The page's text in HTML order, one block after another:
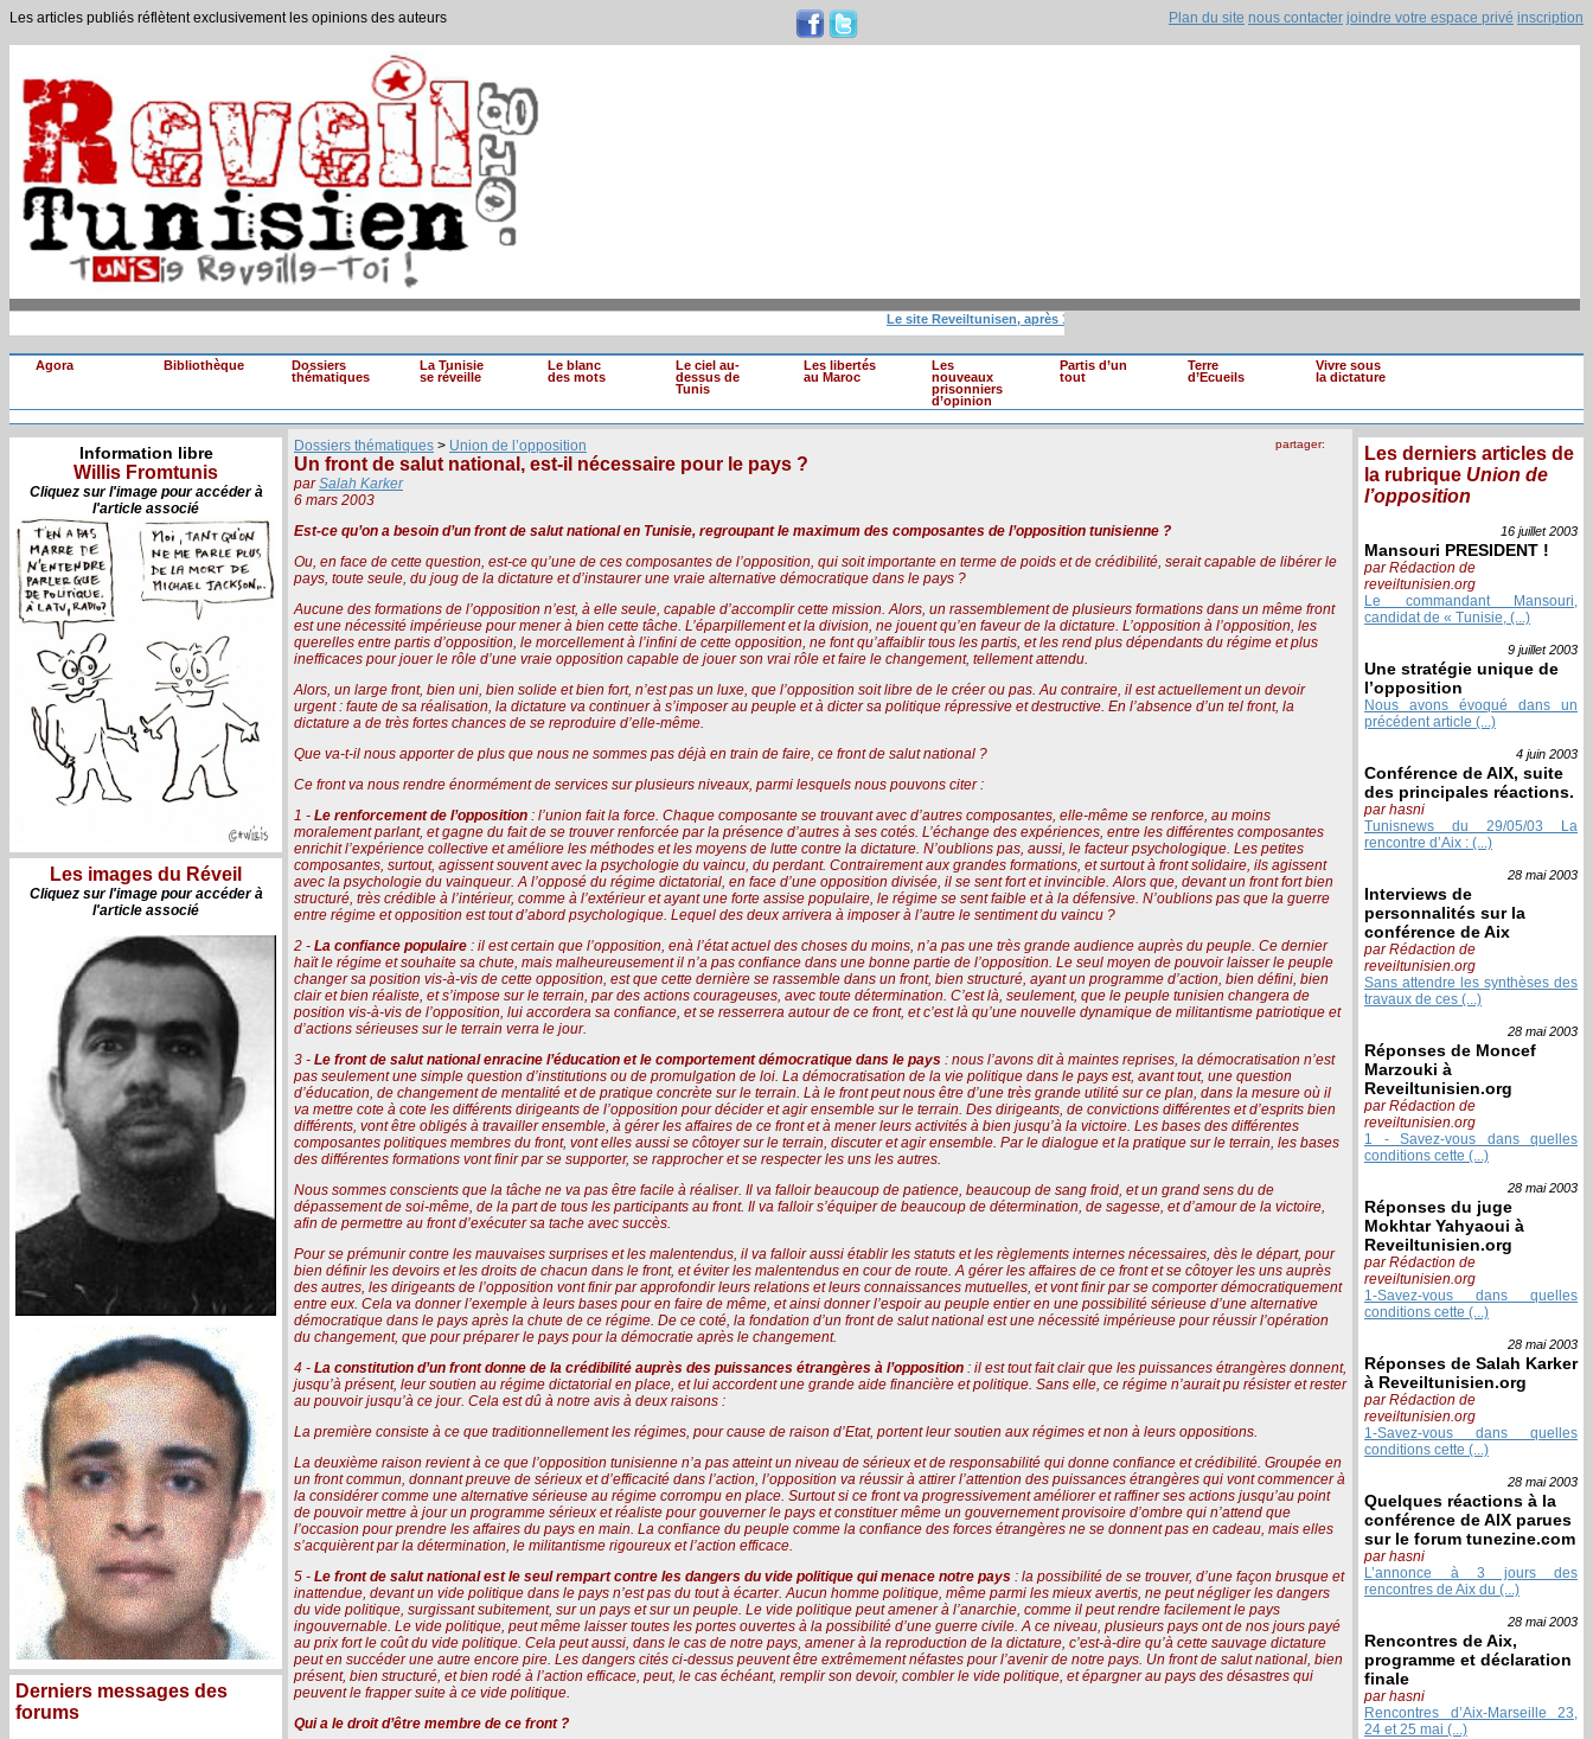
Les articles publiés réflètent exclusivement les opinions des auteurs Plan du site nous contacter joindre votre espace privé inscription
Le site Reveiltunisen, après 10 ans de loyaux (...)
Agora Bibliothèque
Dossiers
thématiques
La Tunisie
se réveille
Le blanc
des mots
Le ciel au-
dessus de
Tunis
Les libertés
au Maroc
Les
nouveaux
prisonniers
d’opinion
Partis d’un
tout
Terre
d’Ecueils
Vivre sous
la dictature
Information libre
Willis Fromtunis
Cliquez sur l'image pour accéder à
l'article associé
Les images du Réveil
Cliquez sur l'image pour accéder à
l'article associé
Derniers messages des
forums
Les derniers articles de
la rubrique Union de
l’opposition
16 juillet2003
Mansouri PRESIDENT !
par Rédaction de
reveiltunisien.org
Le commandant Mansouri,
candidat de « Tunisie, (...)
9 juillet2003
Une stratégie unique de
l’opposition
Nous avons évoqué dans un
précédent article (...)
4 juin 2003
Conférence de AIX, suite
des principales réactions.
par hasni
Tunisnews du 29/05/03 La
rencontre d’Aix : (...)
28 mai2003
Interviews de
personnalités sur la
conférence de Aix
par Rédaction de
reveiltunisien.org
Sans attendre les synthèses des
travaux de ces (...)
28 mai2003
Réponses de Moncef
Marzouki à
Reveiltunisien.org
par Rédaction de
reveiltunisien.org
1 - Savez-vous dans quelles
conditions cette (...)
28 mai2003
Réponses du juge
Mokhtar Yahyaoui à
Reveiltunisien.org
par Rédaction de
reveiltunisien.org
1-Savez-vous dans quelles
conditions cette (...)
28 mai2003
Réponses de Salah Karker
à Reveiltunisien.org
par Rédaction de
reveiltunisien.org
1-Savez-vous dans quelles
conditions cette (...)
28 mai2003
Quelques réactions à la
conférence de AIX parues
sur le forum tunezine.com
par hasni
L’annonce à 3 jours des
rencontres de Aix du (...)
28 mai2003
Rencontres de Aix,
programme et déclaration
finale
par hasni
Rencontres d’Aix-Marseille 23,
24 et 25 mai (...)
partager:
Dossiers thématiques > Union de l’opposition
Un front de salut national, est-il nécessaire pour le pays ?
parSalah Karker
6 mars 2003
Est-ce qu’on a besoin d’un front de salut national en Tunisie, regroupant le maximum des composantes de l’opposition tunisienne ?
Ou, en face de cette question, est-ce qu’une de ces composantes de l’opposition, qui soit importante en terme de poids et de crédibilité, serait capable de libérer le
pays, toute seule, du joug de la dictature et d’instaurer une vraie alternative démocratique dans le pays ?
Aucune des formations de l’opposition n’est, à elle seule, capable d’accomplir cette mission. Alors, un rassemblement de plusieurs formations dans un même front
est une nécessité impérieuse pour mener à bien cette tâche. L’éparpillement et la division, ne jouent qu’en faveur de la dictature. L’opposition à l’opposition, les
querelles entre partis d’opposition, le morcellement à l’infini de cette opposition, ne font qu’affaiblir tous les partis, et les rend plus dépendants du régime et plus
inefficaces pour jouer le rôle d’une vraie opposition capable de jouer son vrai rôle et faire le changement, tellement attendu.
Alors, un large front, bien uni, bien solide et bien fort, n’est pas un luxe, que l’opposition soit libre de le créer ou pas. Au contraire, il est actuellement un devoir
urgent : faute de sa réalisation, la dictature va continuer à s’imposer au peuple et à dicter sa politique répressive et destructive. En l’absence d’un tel front, la
dictature a de très fortes chances de se reproduire d’elle-même.
Que va-t-il nous apporter de plus que nous ne sommes pas déjà en train de faire, ce front de salut national ?
Ce front va nous rendre énormément de services sur plusieurs niveaux, parmi lesquels nous pouvons citer :
1 - Le renforcement de l’opposition : l’union fait la force. Chaque composante se trouvant avec d’autres composantes, elle-même se renforce, au moins
moralement parlant, et gagne du fait de se trouver renforcée par la présence d’autres à ses cotés. L’échange des expériences, entre les différentes composantes
enrichit l’expérience collective et améliore les méthodes et les moyens de lutte contre la dictature. N’oublions pas, aussi, le facteur psychologique. Les petites
composantes, surtout, agissent souvent avec la psychologie du vaincu, du perdant. Contrairement aux grandes formations, et surtout à front solidaire, ils agissent
avec la psychologie du vainqueur. A l’opposé du régime dictatorial, en face d’une opposition divisée, il se sent fort et invincible. Alors que, devant un front fort bien
structuré, très crédible à l’intérieur, comme à l’extérieur et ayant une forte assise populaire, le régime se sent faible et à la défensive. N’oublions pas que la guerre
entre régime et opposition est tout d’abord psychologique. Lequel des deux arrivera à imposer à l’autre le sentiment du vaincu ?
2 - La confiance populaire : il est certain que l’opposition, enà l’état actuel des choses du moins, n’a pas une très grande audience auprès du peuple. Ce dernier
haït le régime et souhaite sa chute, mais malheureusement il n’a pas confiance dans une bonne partie de l’opposition. Le seul moyen de pouvoir laisser le peuple
changer sa position vis-à-vis de cette opposition, est que cette dernière se rassemble dans un front, bien structuré, ayant un programme d’action, bien défini, bien
clair et bien réaliste, et s’impose sur le terrain, par des actions courageuses, avec toute détermination. C’est là, seulement, que le peuple tunisien changera de
position vis-à-vis de l’opposition, lui accordera sa confiance, et se resserrera autour de ce front, et c’est là qu’une nouvelle dynamique de militantisme patriotique et
d’actions sérieuses sur le terrain verra le jour.
3 - Le front de salut national enracine l’éducation et le comportement démocratique dans le pays : nous l’avons dit à maintes reprises, la démocratisation n’est
pas seulement une simple question d’institutions ou de promulgation de loi. La démocratisation de la vie politique dans le pays est, avant tout, une question
d’éducation, de changement de mentalité et de pratique concrète sur le terrain. Là le front peut nous être d’une très grande utilité sur ce plan, dans la mesure où il
va mettre cote à cote les différents dirigeants de l’opposition pour décider et agir ensemble sur le terrain. Des dirigeants, de convictions différentes et d’esprits bien
différents, vont être obligés à travailler ensemble, à gérer les affaires de ce front et à mener leurs activités à bien jusqu’à la victoire. Les bases des différentes
composantes politiques membres du front, vont elles aussi se côtoyer sur le terrain, discuter et agir ensemble. Par le dialogue et la pratique sur le terrain, les bases
des différentes formations vont finir par se supporter, se rapprocher et se respecter les uns les autres.
Nous sommes conscients que la tâche ne va pas être facile à réaliser. Il va falloir beaucoup de patience, beaucoup de sang froid, et un grand sens du de
dépassement de soi-même, de la part de tous les participants au front. Il va falloir s’équiper de beaucoup de détermination, de sagesse, et d’amour de la victoire,
afin de permettre au front d’exécuter sa tache avec succès.
Pour se prémunir contre les mauvaises surprises et les malentendus, il va falloir aussi établir les statuts et les règlements internes nécessaires, dès le départ, pour
bien définir les devoirs et les droits de chacun dans le front, et éviter les malentendus en cour de route. A gérer les affaires de ce front et se côtoyer les uns auprès
des autres, les dirigeants de l’opposition vont finir par approfondir leurs relations et leurs connaissances mutuelles, et vont finir par se comporter démocratiquement
entre eux. Cela va donner l’exemple à leurs bases pour en faire de même, et ainsi donner l’espoir au peuple entier en une possibilité sérieuse d’une alternative
démocratique dans le pays après la chute de ce régime. De ce coté, la fondation d’un front de salut national est une nécessité impérieuse pour réussir l’opération
du changement, que pour préparer le pays pour la démocratie après le changement.
4 - La constitution d’un front donne de la crédibilité auprès des puissances étrangères à l’opposition : il est tout fait clair que les puissances étrangères donnent,
jusqu’à présent, leur soutien au régime dictatorial en place, et lui accordent une grande aide financière et politique. Sans elle, ce régime n’aurait pu résister et rester
au pouvoir jusqu’à ce jour. Cela est dû à notre avis à deux raisons :
La première consiste à ce que traditionnellement les régimes, pour cause de raison d’Etat, portent leur soutien aux régimes et non à leurs oppositions.
La deuxième raison revient à ce que l’opposition tunisienne n’a pas atteint un niveau de sérieux et de responsabilité qui donne confiance et crédibilité. Groupée en
un front commun, donnant preuve de sérieux et d’efficacité dans l’action, l’opposition va réussir à attirer l’attention des puissances étrangères qui vont commencer à
la considérer comme une alternative sérieuse au régime corrompu en place. Surtout si ce front va progressivement améliorer et raffiner ses actions jusqu’au point
de pouvoir mettre à jour un programme sérieux et réaliste pour gouverner le pays et constituer même un gouvernement provisoire d’ombre qui n’attend que
l’occasion pour prendre les affaires du pays en main. La confiance du peuple comme la confiance des forces étrangères ne se donnent pas en cadeau, mais elles
s’acquièrent par la détermination, le militantisme rigoureux et l’action efficace.
5 - Le front de salut national est le seul rempart contre les dangers du vide politique qui menace notre pays : la possibilité de se trouver, d’une façon brusque et
inattendue, devant un vide politique dans le pays n’est pas du tout à écarter. Aucun homme politique, même parmi les mieux avertis, ne peut négliger les dangers
du vide politique, surgissant subitement, sur un pays et sur un peuple. Le vide politique peut amener à l’anarchie, comme il peut rendre facilement le pays
ingouvernable. Le vide politique, peut même laisser toutes les portes ouvertes à la possibilité d’une guerre civile. A ce niveau, plusieurs pays ont de nos jours payé
au prix fort le coût du vide politique. Cela peut aussi, dans le cas de notre pays, amener à la reproduction de la dictature, c’est-à-dire qu’à cette sauvage dictature
peut en succéder une autre encore pire. Les dangers cités ci-dessus peuvent être extrêmement néfastes pour l’avenir de notre pays. Un front de salut national, bien
présent, bien structuré, et bien rodé à l’action efficace, peut, le cas échéant, remplir son devoir, combler le vide politique, et épargner au pays des désastres qui
peuvent le frapper suite à ce vide politique.
Qui a le droit d’être membre de ce front ?